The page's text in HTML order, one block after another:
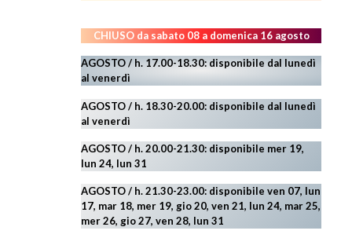
CHIUSO da sabato 08 a domenica 16 agosto
AGOSTO / h. 17.00-18.30: disponibile dal lunedì
al venerdì
AGOSTO/ h. 18.30-20.00: disponibile dal lunedì
al venerdì
AGOSTO / h. 20.00-21.30: disponibile mer 19,
lun 24, lun 31
AGOSTO/ h. 21.30-23.00: disponibile ven 07, lun
17, mar 18, mer 19, gio 20, ven 21, lun 24, mar 25,
mer 26, gio 27, ven 28, lun 31